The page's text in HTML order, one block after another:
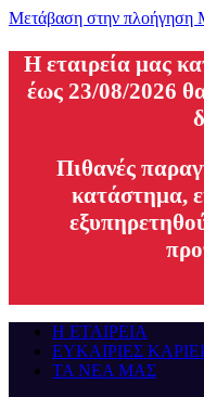
Μετάβαση στην πλοήγηση
H εταιρεία μας
έως 23/08/2026
Πιθανές
κατάστημα,
Η ΕΤΑΙΡΕΙΑ
ΕΥΚΑΙΡΙΕΣ
ΤΑ ΝΕΑ ΜΑΣ